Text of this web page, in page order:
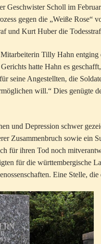
Geschwister Scholl im
gegen die „Weiße
und Kurt Huber die
Tilly Hahn
hatte Hahn es
seine Angestellten, die
will.“ Dies genügte
und Depression schwer
Zusammenbruch sowie ein
für ihren Tod noch
für die württembergische
Eine Stelle,